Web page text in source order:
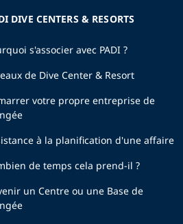
DIVE CENTERS & RESORTS
s'associer avec PADI ?
de Dive Center & Resort
votre propre entreprise de
à la planification d'une affaire
de temps cela prend-il ?
un Centre ou une Base de